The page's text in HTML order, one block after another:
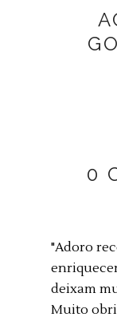
0
"Adoro
deixam
Muito